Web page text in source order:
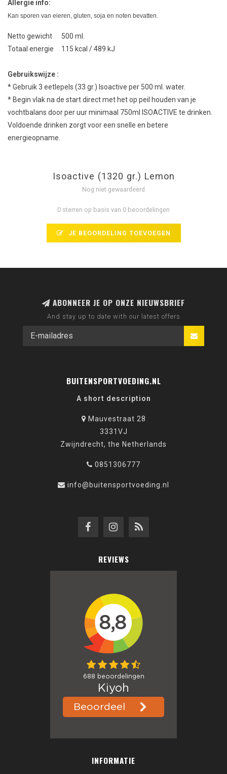
Allergie info:
Kan sporen van eieren, gluten, soja en noten bevatten.
Netto gewicht 500 ml.
Totaal energie 115 kcal / 489 kJ
Gebruikswijze :
* Gebruik 3 eetlepels (33 gr.) Isoactive per 500 ml. water.
* Begin vlak na de start direct met het op peil houden van je
vochtbalans door per uur minimaal 750ml ISOACTIVE te drinken.
Voldoende drinken zorgt voor een snelle en betere
energieopname.
Isoactive (1320 gr.) Lemon
Nog niet gewaardeerd
0 sterren op basis van 0 beoordelingen
JE BEOORDELING TOEVOEGEN
ABONNEER JE OP ONZE NIEUWSBRIEF
And stay up to date with our latest offers
BUITENSPORTVOEDING.NL
A short description
Mauvestraat 28
3331VJ
Zwijndrecht, the Netherlands
0851306777
info@buitensportvoeding.nl
REVIEWS
INFORMATIE